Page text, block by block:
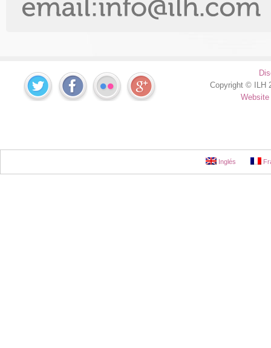
Copyright © ILH
Inglés